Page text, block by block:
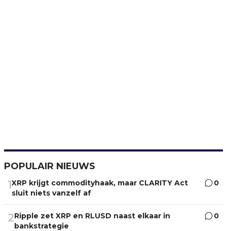
POPULAIR NIEUWS
1XRP krijgt commodityhaak, maar CLARITY Act
sluit niets vanzelf af
0
2Ripple zet XRP en RLUSD naast elkaar in
bankstrategie
0